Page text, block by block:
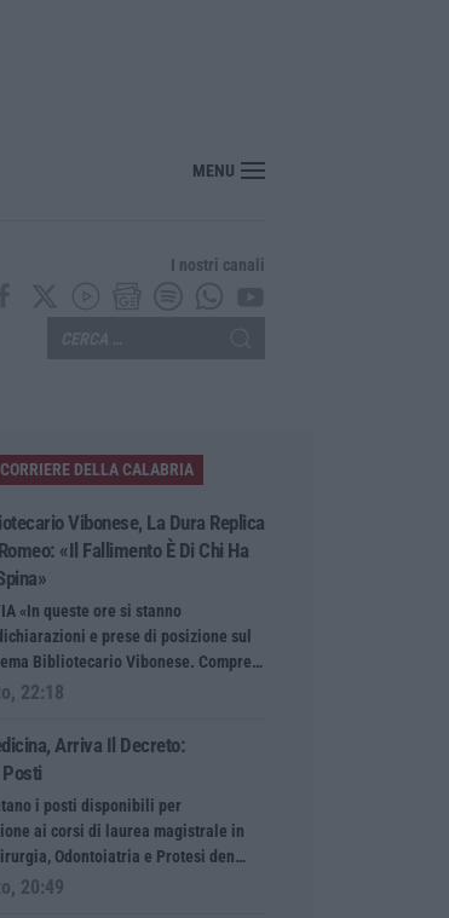
celebra lo stilista Anton Giulio Grande
MENU
I nostri canali
DELLA CALABRIA
Vibonese, La Dura Replica
«Il Fallimento È Di Chi Ha
«In queste ore si stanno
e prese di posizione sul
Bibliotecario Vibonese. Compre…
22:18
Arriva Il Decreto:
i posti disponibili per
ai corsi di laurea magistrale in
Odontoiatria e Protesi den…
20:49